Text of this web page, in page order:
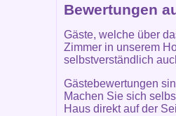
Bewertungen
Gäste, welche über
Zimmer in unserem
selbstverständlich
Gästebewertungen
Machen Sie sich
Haus direkt auf der